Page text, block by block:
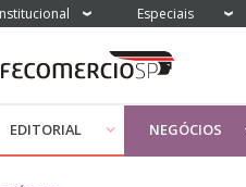
Especiais
EDITORIAL NEGÓCIOS